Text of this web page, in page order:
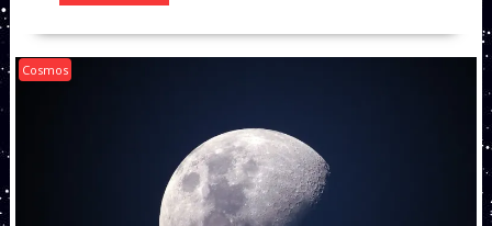
Cosmos